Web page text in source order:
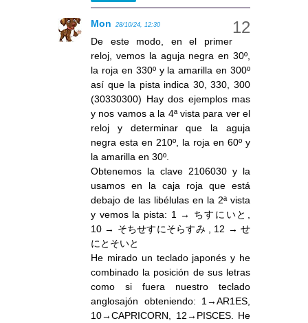
Mon 28/10/24, 12:30
De este modo, en el primer
reloj, vemos la aguja negra en 30º,
la roja en 330º y la amarilla en 300º
así que la pista indica 30, 330, 300
(30330300) Hay dos ejemplos mas
y nos vamos a la 4ª vista para ver el
reloj y determinar que la aguja
negra esta en 210º, la roja en 60º y
la amarilla en 30º.
Obtenemos la clave 2106030 y la
usamos en la caja roja que está
debajo de las libélulas en la 2ª vista
y vemos la pista: 1 → ちすにいと,
10 → そちせすにそらすみ , 12 → せ
にとそいと
He mirado un teclado japonés y he
combinado la posición de sus letras
como si fuera nuestro teclado
anglosajón obteniendo: 1→AR1ES,
10→CAPRICORN, 12→PISCES. He